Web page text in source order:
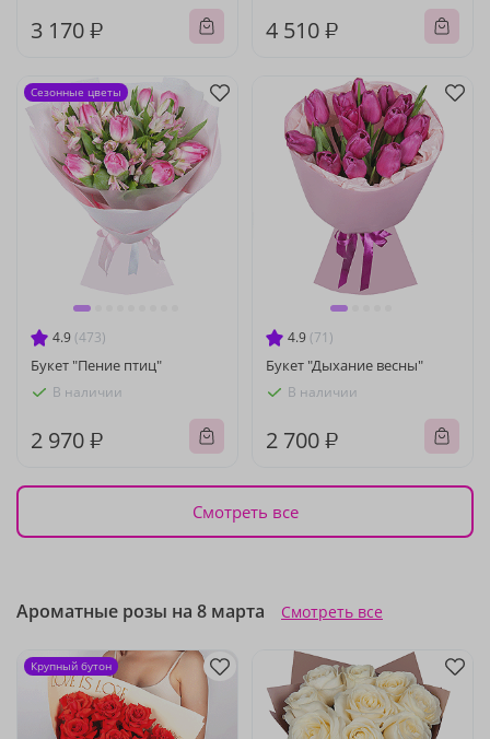
3 170 ₽ 4 510 ₽
4.9 (473)
Букет "Пение птиц"
В наличии
2 970 ₽
Сезонные цветы
4.9 (71)
Букет "Дыхание весны"
В наличии
2 700 ₽
Смотреть все
Ароматные розы на 8 марта Смотреть все
Крупный бутон